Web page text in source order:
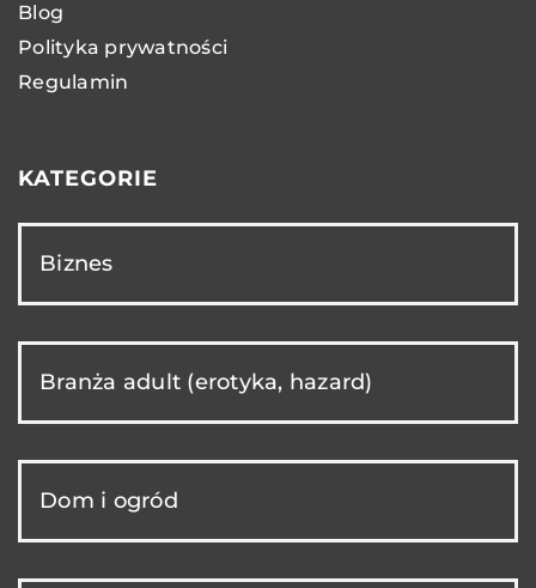
Blog
Polityka prywatności
Regulamin
KATEGORIE
Biznes
Branża adult (erotyka, hazard)
Dom i ogród